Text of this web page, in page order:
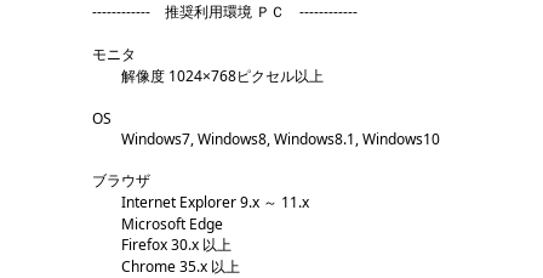
------------ 推奨利用環境 ＰＣ ------------
モニタ
解像度 1024×768ピクセル以上
OS
Windows7, Windows8, Windows8.1, Windows10
ブラウザ
Internet Explorer 9.x ～ 11.x
Microsoft Edge
Firefox 30.x 以上
Chrome 35.x 以上